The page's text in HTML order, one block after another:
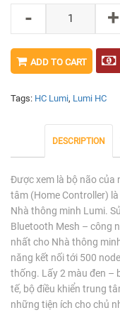
- +
ADD TO CART
Tags: HC Lumi, Lumi HC
DESCRIPTION
Được xem là bộ não của
tâm (Home Controller)
Nhà thông minh Lumi.
Bluetooth Mesh – công
nhất cho Nhà thông
năng kết nối tới 500
thống. Lấy 2 màu đen –
tế, bộ điều khiển trung
những tiện ích cho chủ